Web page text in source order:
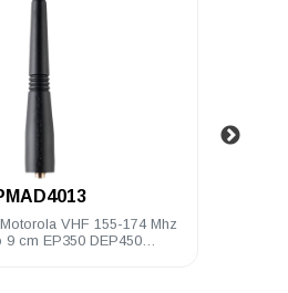
.
VHF 155-174 Mhz
9 cm EP350 DEP450